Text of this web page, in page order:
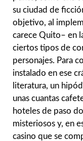
su ciudad de
objetivo, al
carece Quito– en
ciertos tipos de
personajes. Para
instalado en ese
literatura, un
unas cuantas
hoteles de paso
misteriosos y, en
casino que se